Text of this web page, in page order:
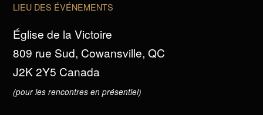
LIEU DES ÉVÉNEMENTS
Église de la Victoire
809 rue Sud, Cowansville, QC
J2K 2Y5 Canada
(pour les rencontres en présentiel)